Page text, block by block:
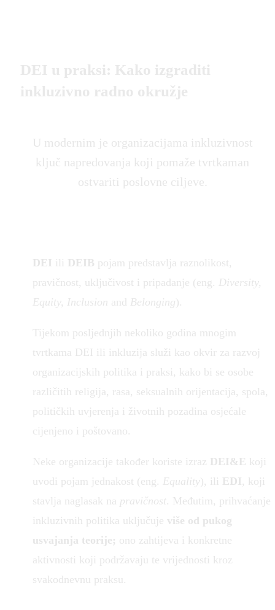
U modernim je organizacijama inkluzivnost
ključ napredovanja koji pomaže tvrtkaman
ostvariti poslovne ciljeve.
DEI ili DEIB pojam predstavlja raznolikost,
pravičnost, uključivost i pripadanje (eng. Diversity,
Equity, Inclusion and Belonging ).
Tijekom posljednjih nekoliko godina mnogim
tvrtkama DEI ili inkluzija služi kao okvir za razvoj
organizacijskih politika i praksi, kako bi se osobe
različitih religija, rasa, seksualnih orijentacija, spola,
političkih uvjerenja i životnih pozadina osjećale
cijenjeno i poštovano.
Neke organizacije također koriste izraz DEI&E koji
uvodi pojam jednakost (eng. Equality ), ili EDI , koji
stavlja naglasak na pravičnost . Međutim, prihvaćanje
inkluzivnih politika uključuje više od pukog
usvajanja teorije; ono zahtijeva i konkretne
aktivnosti koji podržavaju te vrijednosti kroz
svakodnevnu praksu.